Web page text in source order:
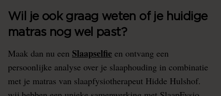
Wil je ook graag weten of je huidige
matras nog wel past?
Maak dan nu een Slaapselfie en ontvang een
persoonlijke analyse over je slaaphouding in combinatie
met je matras van slaapfysiotherapeut Hidde Hulshof.